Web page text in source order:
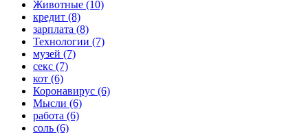
Животные (10)
кредит (8)
зарплата (8)
Технологии (7)
музей (7)
секс (7)
кот (6)
Коронавирус (6)
Мысли (6)
работа (6)
соль (6)